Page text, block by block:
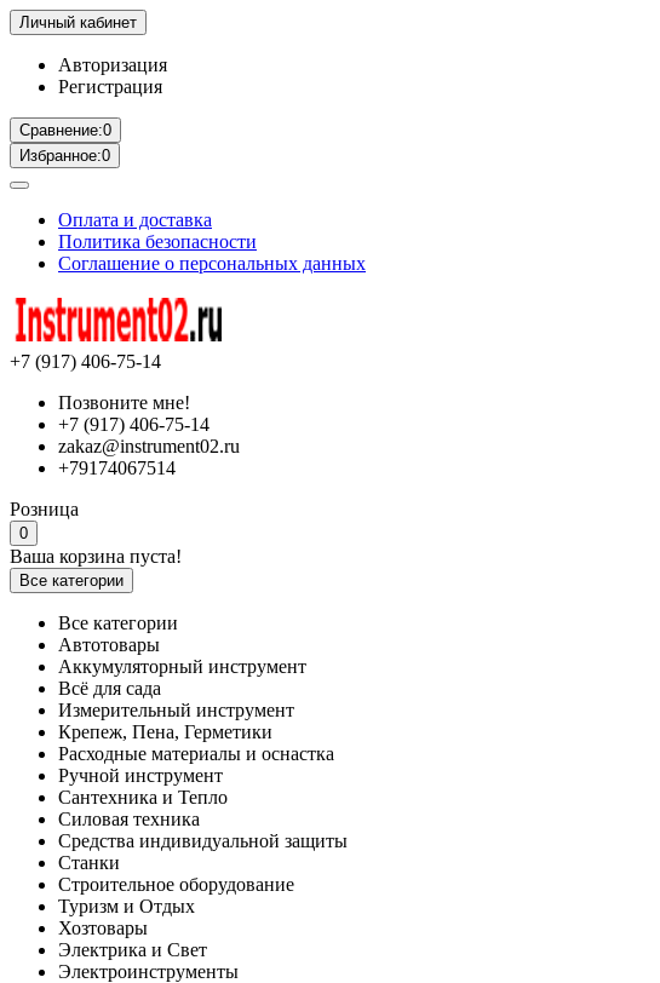
Личный кабинет
Авторизация
Регистрация
Сравнение:0
Избранное:0
Оплата и доставка
Политика безопасности
Соглашение о персональных данных
+7 (917) 406-75-14
Позвоните мне!
+7 (917) 406-75-14
zakaz@instrument02.ru
+79174067514
Розница
0
Ваша корзина пуста!
Все категории
Все категории
Автотовары
Аккумуляторный инструмент
Всё для сада
Измерительный инструмент
Крепеж, Пена, Герметики
Расходные материалы и оснастка
Ручной инструмент
Сантехника и Тепло
Силовая техника
Средства индивидуальной защиты
Станки
Строительное оборудование
Туризм и Отдых
Хозтовары
Электрика и Свет
Электроинструменты